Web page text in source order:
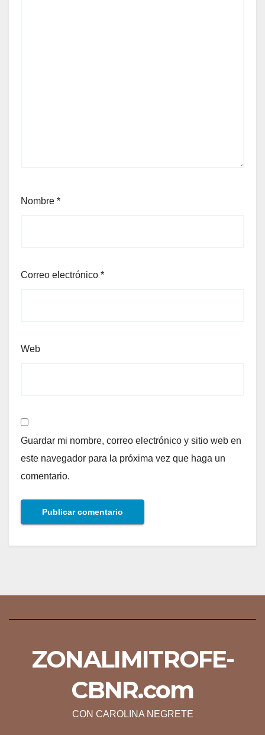
Nombre *
Correo electrónico *
Web
Guardar mi nombre, correo electrónico y sitio web en
este navegador para la próxima vez que haga un
comentario.
ZONALIMITROFE-
CBNR.com
CON CAROLINA NEGRETE